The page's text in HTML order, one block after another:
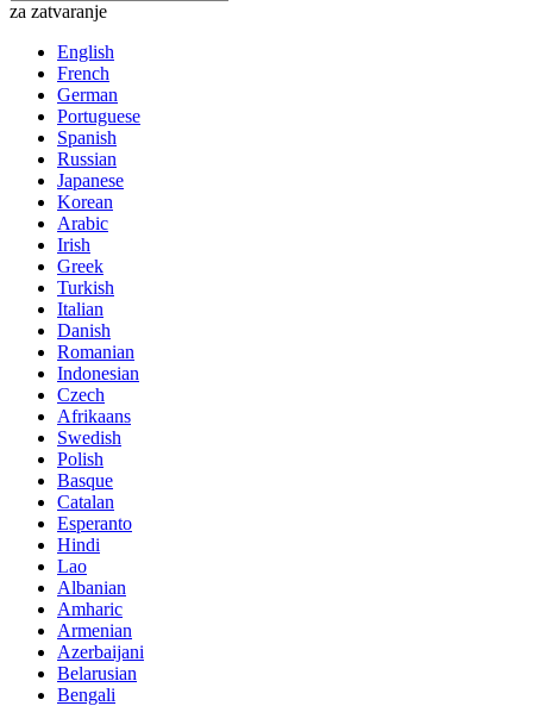
za zatvaranje
English
French
German
Portuguese
Spanish
Russian
Japanese
Korean
Arabic
Irish
Greek
Turkish
Italian
Danish
Romanian
Indonesian
Czech
Afrikaans
Swedish
Polish
Basque
Catalan
Esperanto
Hindi
Lao
Albanian
Amharic
Armenian
Azerbaijani
Belarusian
Bengali